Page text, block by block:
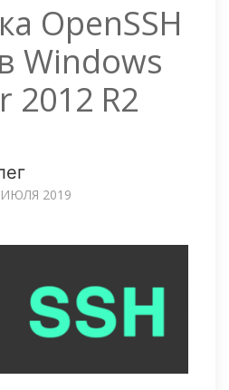
OpenSSH
Windows
2012 R2
2019